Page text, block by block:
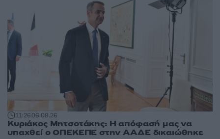
11:2606.08.26
Κυριάκος Μητσοτάκης: Η απόφασή μας να
υπαχθεί ο ΟΠΕΚΕΠΕ στην ΑΑΔΕ δικαιώθηκε